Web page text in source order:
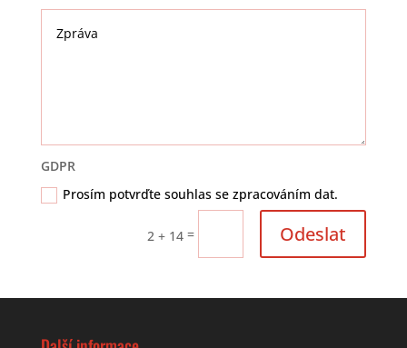
GDPR
Prosím potvrďte souhlas se zpracováním dat.
2 + 14 = Odeslat